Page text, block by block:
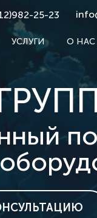
25-23
УСЛУГИ О НАС